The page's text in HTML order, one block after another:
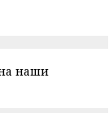
наши